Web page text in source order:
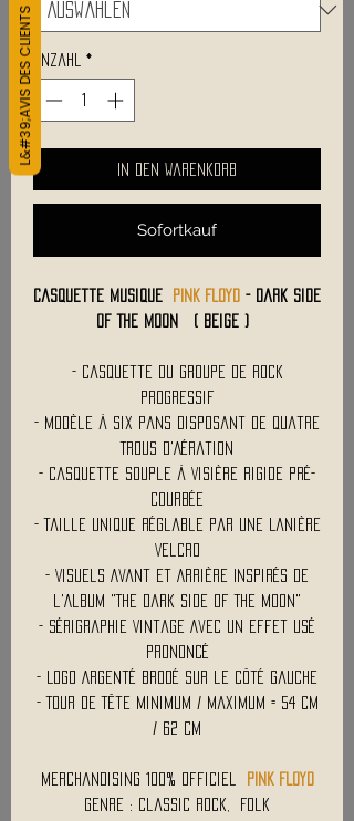
Anzahl *
In den Warenkorb
Sofortkauf
Casquette Musique PINK FLOYD
- Dark Side
Of The Moon ( Beige )
- Casquette du Groupe de Rock
Progressif
- Modèle à Six Pans Disposant de Quatre
Trous d'Aération
- Casquette Souple à Visière Rigide Pré-
Courbée
- Taille Unique Réglable par une Lanière
Velcro
- Visuels Avant et Arrière Inspirés de
l'Album "The Dark Side Of The Moon"
- Sérigraphie Vintage Avec un Effet Usé
Prononcé
- Logo Argenté Brodé sur le Côté Gauche
- Tour de Tête Minimum / Maximum = 54 cm
/ 62 cm
Merchandising 100% Officiel
PINK FLOYD
Genre : Classic Rock, Folk
L&#39;AVIS DES CLIENTS